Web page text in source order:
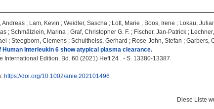
Andreas ; Lam, Kevin ; Weidler, Sascha ; Lott, Marie ; Boos, Irene ; Lokau,
; Schmälzlein, Marina ; Graf, Christopher G. F. ; Fischer, Jan-Patrick ;
; Steegborn, Clemens ; Schultheiss, Gerhard ; Rose-John, Stefan ; Garbers,
Human Interleukin 6 show atypical plasma clearance.
International Edition. Bd. 60 (2021) Heft 24 . - S. 13380-13387.
https://doi.org/10.1002/anie.202101496
Diese Liste